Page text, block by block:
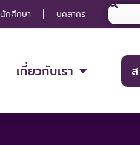
นักศึกษา บุคลากร Search
เกี่ยวกับเรา